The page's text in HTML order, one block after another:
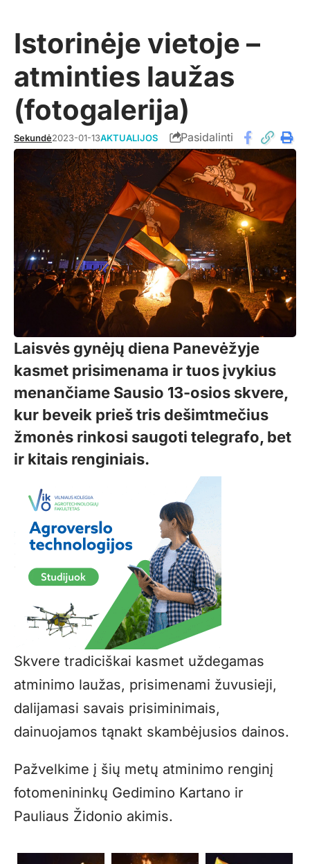
Istorinėje vietoje –
atminties laužas
(fotogalerija)
Sekundė2023-01-13AKTUALIJOS Pasidalinti
Laisvės gynėjų diena Panevėžyje
kasmet prisimenama ir tuos įvykius
menančiame Sausio 13-osios skvere,
kur beveik prieš tris dešimtmečius
žmonės rinkosi saugoti telegrafo, bet
ir kitais renginiais.
Skvere tradiciškai kasmet uždegamas
atminimo laužas, prisimenami žuvusieji,
dalijamasi savais prisiminimais,
dainuojamos tąnakt skambėjusios dainos.
Pažvelkime į šių metų atminimo renginį
fotomenininkų Gedimino Kartano ir
Pauliaus Židonio akimis.